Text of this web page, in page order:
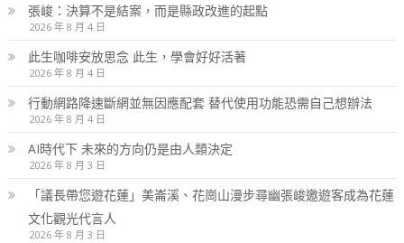
張峻：決算不是結案，而是縣政改進的起點
2026 年 8 月 4 日
此生咖啡安放思念 此生，學會好好活著
2026 年 8 月 4 日
行動網路降速斷網並無因應配套 替代使用功能恐需自己想辦法
2026 年 8 月 4 日
AI時代下 未來的方向仍是由人類決定
2026 年 8 月 3 日
「議長帶您遊花蓮」美崙溪、花崗山漫步尋幽張峻邀遊客成為花蓮
文化觀光代言人
2026 年 8 月 3 日